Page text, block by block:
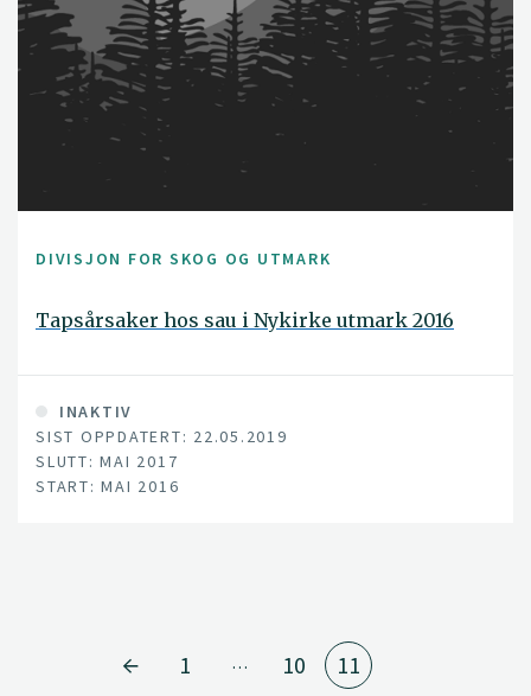
DIVISJON FOR SKOG OG UTMARK
Tapsårsaker hos sau i Nykirke utmark 2016
INAKTIV
SIST OPPDATERT: 22.05.2019
SLUTT: MAI 2017
START: MAI 2016
1 … 10
11